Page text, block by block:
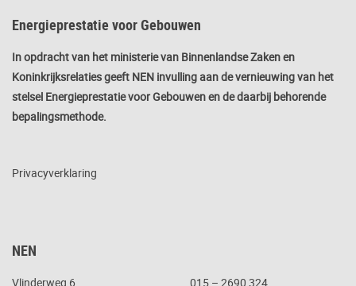
Energieprestatie voor Gebouwen
In opdracht van het ministerie van Binnenlandse Zaken en
Koninkrijksrelaties geeft NEN invulling aan de vernieuwing van het
stelsel Energieprestatie voor Gebouwen en de daarbij behorende
bepalingsmethode.
Privacyverklaring
NEN
Vlinderweg 6 015 – 2690 324